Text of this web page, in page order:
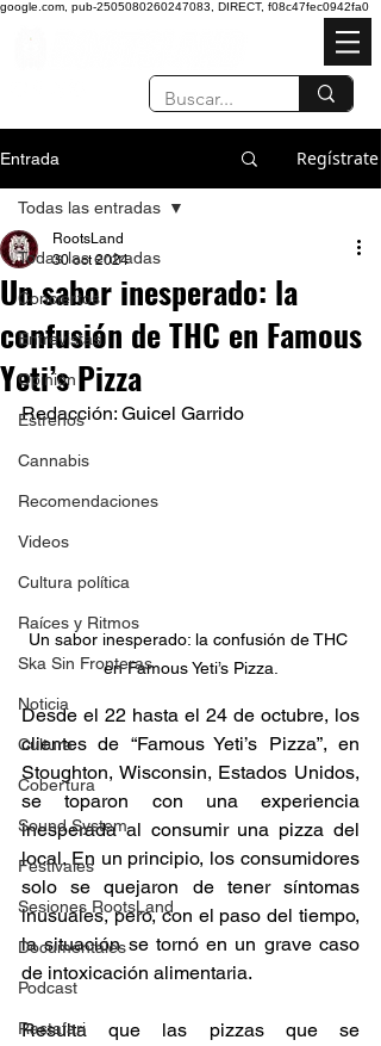
google.com, pub-2505080260247083, DIRECT, f08c47fec0942fa0
Entrada Regístrate
Todas las entradas
Conciertos
Entrevistas
Opinión
Estrenos
Cannabis
Recomendaciones
Videos
Cultura política
Raíces y Ritmos
Ska Sin Fronteras
Noticia
Cultura
Cobertura
Sound System
Festivales
Sesiones RootsLand
Documentales
Podcast
Rastafari
Todas las entradas
Un sabor inesperado: la
confusión de THC en Famous
Yeti’s Pizza
RootsLand
30 oct 2024
Redacción: Guicel Garrido
Un sabor inesperado: la confusión de THC
en Famous Yeti’s Pizza.
Desde el 22 hasta el 24 de octubre, los
clientes de “Famous Yeti’s Pizza”, en
Stoughton, Wisconsin, Estados Unidos,
se toparon con una experiencia
inesperada al consumir una pizza del
local. En un principio, los consumidores
solo se quejaron de tener síntomas
inusuales, pero, con el paso del tiempo,
la situación se tornó en un grave caso
de intoxicación alimentaria.
Resulta que las pizzas que se